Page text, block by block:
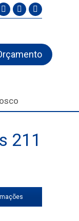
YouTube
opens
in
new
Linkedin
opens
in
new
Whatsapp
opens
in
new
211